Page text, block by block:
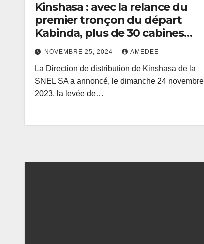
Kinshasa : avec la relance du
premier tronçon du départ
Kabinda, plus de 30 cabines
SNEL remises en service à
Gombe
NOVEMBRE 25, 2024 AMEDEE
La Direction de distribution de Kinshasa de la
SNEL SA a annoncé, le dimanche 24 novembre
2023, la levée de…